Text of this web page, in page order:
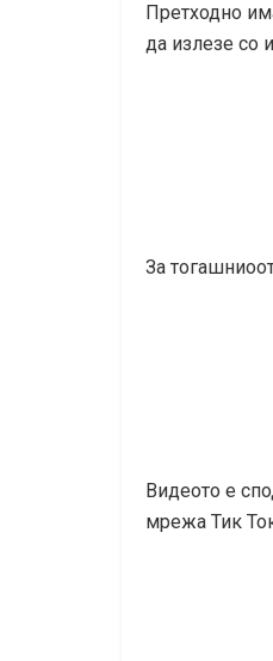
Претходно
да излезе со
За
Видеото е
мрежа Тик